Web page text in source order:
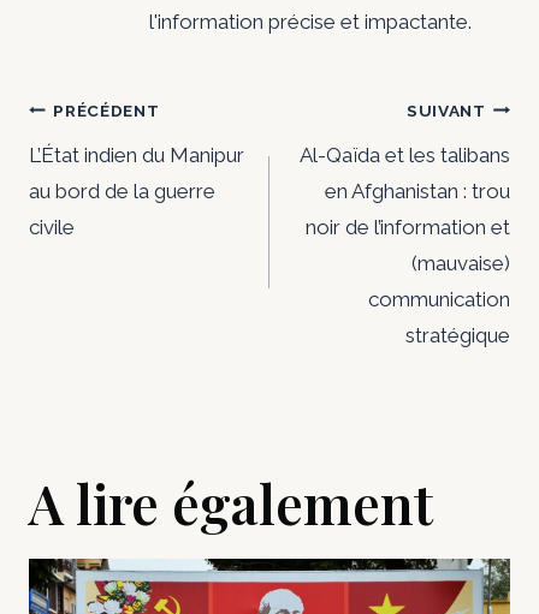
l'information précise et impactante.
Navigation
de
l’article
PRÉCÉDENT
L’État indien du Manipur
au bord de la guerre
civile
SUIVANT
Al-Qaïda et les talibans
en Afghanistan : trou
noir de l’information et
(mauvaise)
communication
stratégique
A lire également